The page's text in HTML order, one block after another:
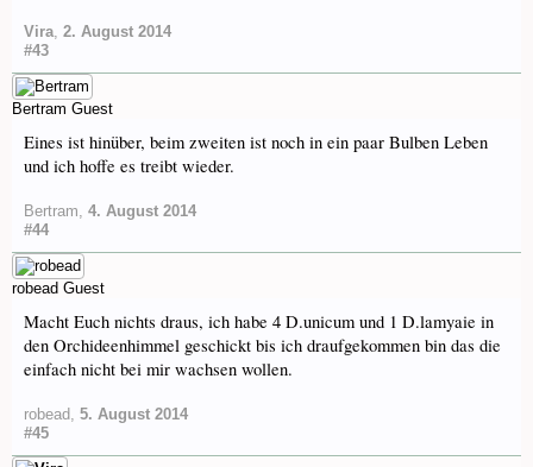
Vira, 2. August 2014
#43
Bertram Guest
Eines ist hinüber, beim zweiten ist noch in ein paar Bulben Leben
und ich hoffe es treibt wieder.
Bertram, 4. August 2014
#44
robead Guest
Macht Euch nichts draus, ich habe 4 D.unicum und 1 D.lamyaie in
den Orchideenhimmel geschickt bis ich draufgekommen bin das die
einfach nicht bei mir wachsen wollen.
robead, 5. August 2014
#45